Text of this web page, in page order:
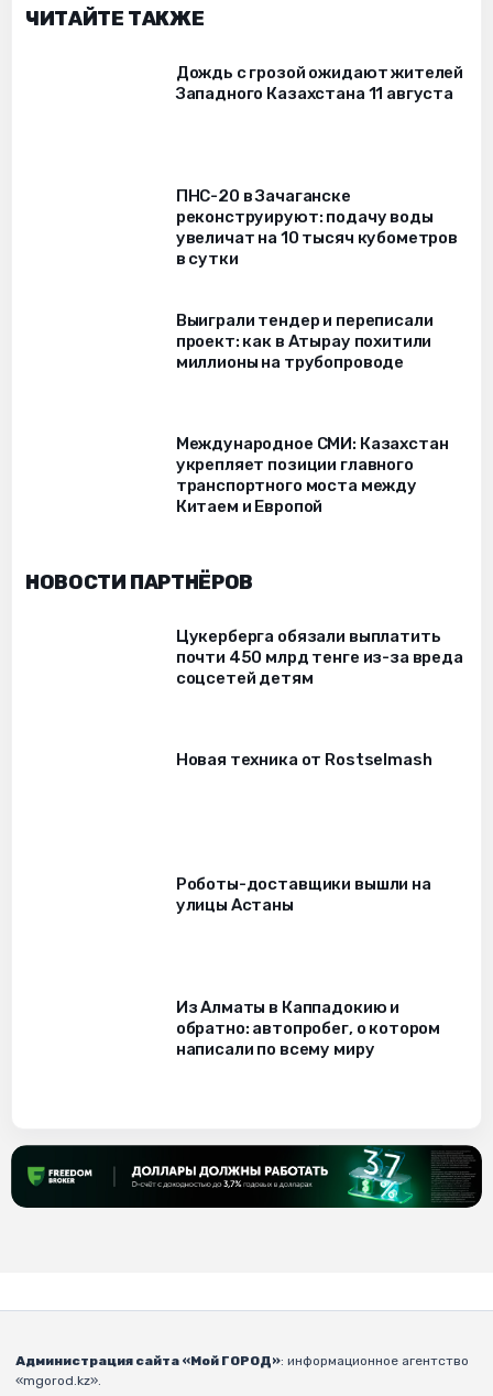
ЧИТАЙТЕ ТАКЖЕ
Дождь с грозой ожидают жителей
Западного Казахстана 11 августа
ПНС-20 в Зачаганске
реконструируют: подачу воды
увеличат на 10 тысяч кубометров
в сутки
Выиграли тендер и переписали
проект: как в Атырау похитили
миллионы на трубопроводе
Международное СМИ: Казахстан
укрепляет позиции главного
транспортного моста между
Китаем и Европой
НОВОСТИ ПАРТНЁРОВ
Цукерберга обязали выплатить
почти 450 млрд тенге из-за вреда
соцсетей детям
Новая техника от Rostselmash
Роботы-доставщики вышли на
улицы Астаны
Из Алматы в Каппадокию и
обратно: автопробег, о котором
написали по всему миру
Администрация сайта «Мой ГОРОД»: информационное агентство
«mgorod.kz».